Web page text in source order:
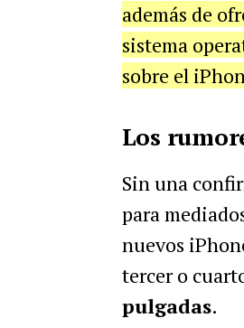
además de
sistema
sobre el
Los
Sin una
para
nuevos
tercer o
pulgadas.